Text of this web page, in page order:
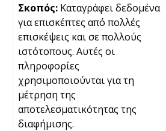
Καταγράφει δεδομένα
για επισκέπτες από πολλές
επισκέψεις και σε πολλούς
ιστότοπους. Αυτές οι
πληροφορίες
χρησιμοποιούνται για τη
μέτρηση της
αποτελεσματικότητας της
διαφήμισης.